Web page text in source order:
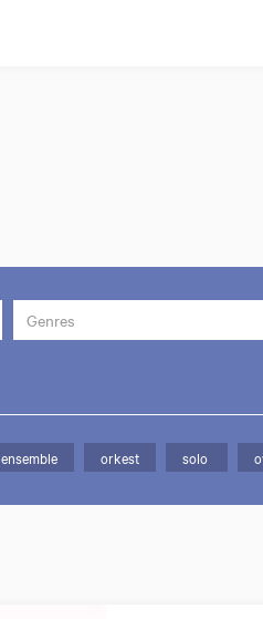
Genres
ensemble orkest solo